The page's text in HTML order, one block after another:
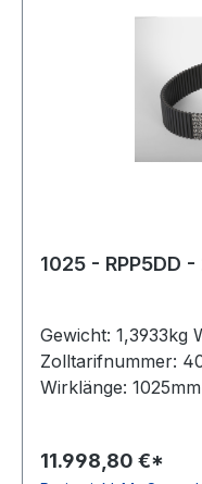
1025 - RPP5DD
Gewicht: 1,3933kg
Zolltarifnummer:
Wirklänge:
11.998,80 €*